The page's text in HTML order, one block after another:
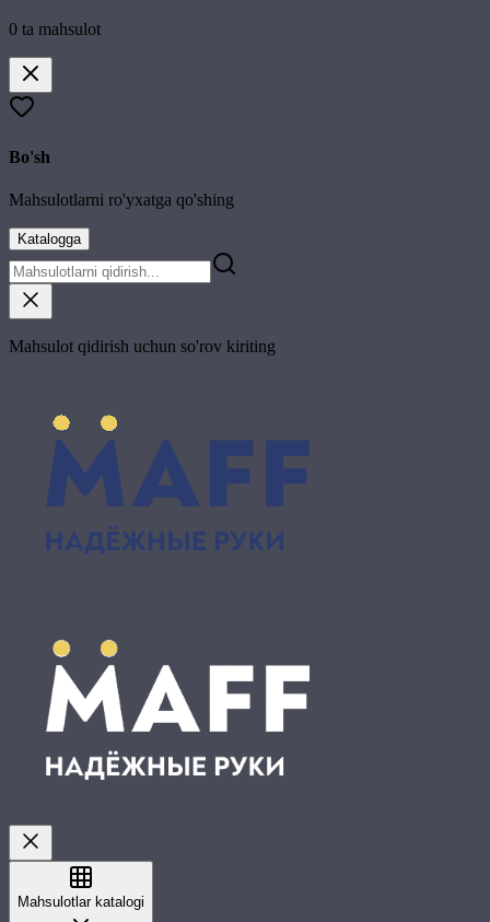
0 ta mahsulot
Bo'sh
Mahsulotlarni ro'yxatga qo'shing
Katalogga
Mahsulot qidirish uchun so'rov kiriting
Mahsulotlar katalogi